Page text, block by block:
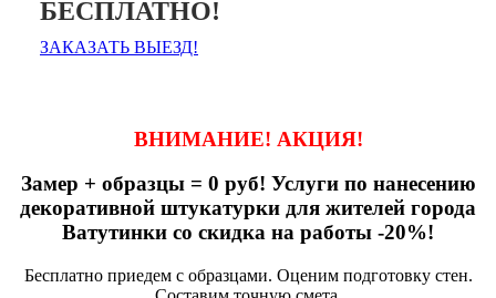
БЕСПЛАТНО!
ЗАКАЗАТЬ ВЫЕЗД!
ВНИМАНИЕ! АКЦИЯ!
Замер + образцы = 0 руб! Услуги по нанесению
декоративной штукатурки для жителей города
Ватутинки со скидка на работы -20%!
Бесплатно приедем с образцами. Оценим подготовку стен.